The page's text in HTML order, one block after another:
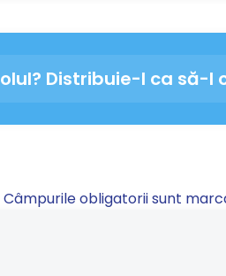
Distribuie-l ca să-l
Câmpurile obligatorii sunt